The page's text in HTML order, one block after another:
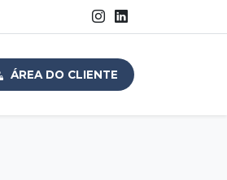
ÁREA DO CLIENTE